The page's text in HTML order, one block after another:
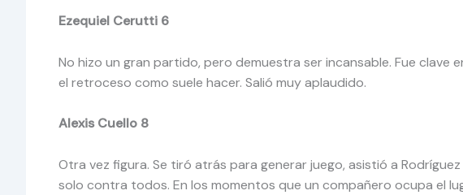
Ezequiel Cerutti 6
No hizo un gran partido, pero demuestra ser incansable. Fue
el retroceso como suele hacer. Salió muy aplaudido.
Alexis Cuello 8
Otra vez figura. Se tiró atrás para generar juego, asistió a
solo contra todos. En los momentos que un compañero ocupa el